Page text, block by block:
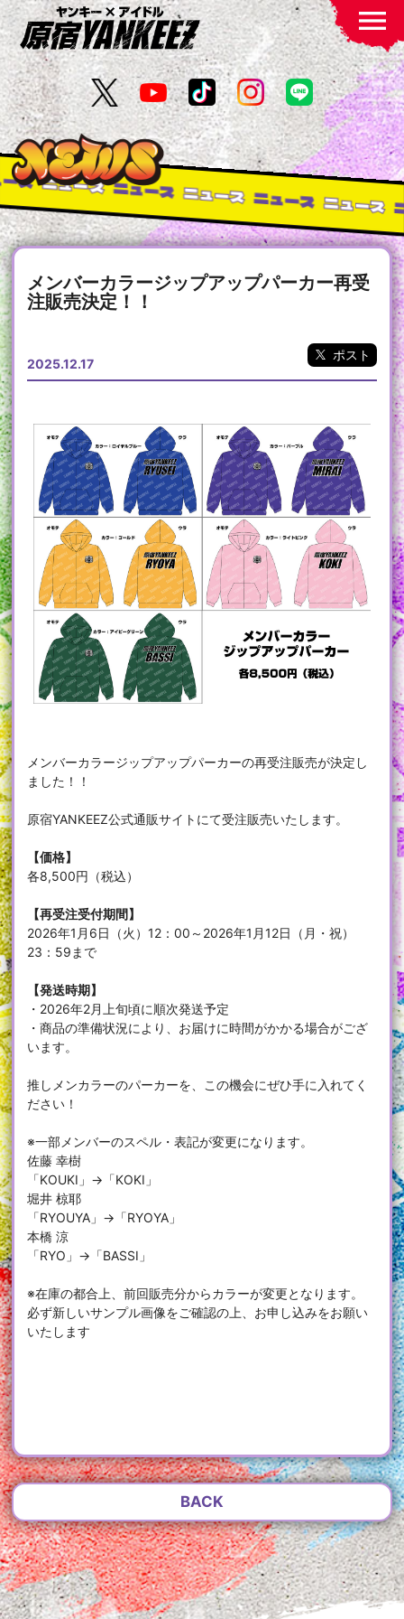
menu
ス ニュース ニュース ニュース ニュース ニュース
メンバーカラージップアップパーカー再受
注販売決定！！
2025.12.17
ポスト
メンバーカラージップアップパーカーの再受注販売が決定し
ました！！
原宿YANKEEZ公式通販サイトにて受注販売いたします。
【価格】
各8,500円（税込）
【再受注受付期間】
2026年1月6日（火）12：00～2026年1月12日（月・祝）
23：59まで
【発送時期】
・2026年2月上旬頃に順次発送予定
・商品の準備状況により、お届けに時間がかかる場合がござ
います。
推しメンカラーのパーカーを、この機会にぜひ手に入れてく
ださい！
※一部メンバーのスペル・表記が変更になります。
佐藤 幸樹
「KOUKI」→「KOKI」
堀井 椋耶
「RYOUYA」→「RYOYA」
本橋 涼
「RYO」→「BASSI」
※在庫の都合上、前回販売分からカラーが変更となります。
必ず新しいサンプル画像をご確認の上、お申し込みをお願い
いたします
BACK